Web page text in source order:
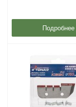
Подробнее